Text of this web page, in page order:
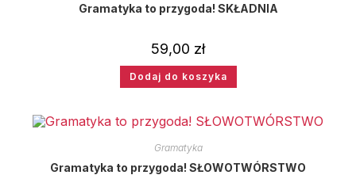
Gramatyka to przygoda! SKŁADNIA
59,00 zł
Dodaj do koszyka
Gramatyka
Gramatyka to przygoda! SŁOWOTWÓRSTWO